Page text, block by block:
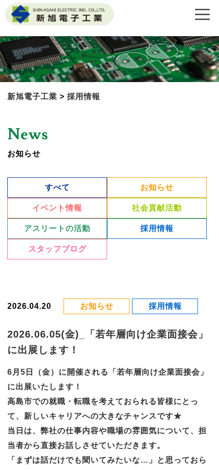
新旭電子工業 > 採用情報
News
お知らせ
すべて お知らせ
イベント情報 社会貢献活動
アスリートの活動 採用情報
スタッフブログ
2026.04.20 お知らせ 採用情報
2026.06.05(金)_「若年層向け企業面接会」
に出展します！
6月5日（金）に開催される「若年層向け企業面接会」
に出展いたします！
高島市での就職・転職を考えておられる皆様にとっ
て、新しいキャリアへの大きなチャンスです★
当日は、弊社の仕事内容や職場の雰囲気について、担
当者から直接お話しさせていただきます。
「まずは話だけでも聞いてみたいな…」と思っておら